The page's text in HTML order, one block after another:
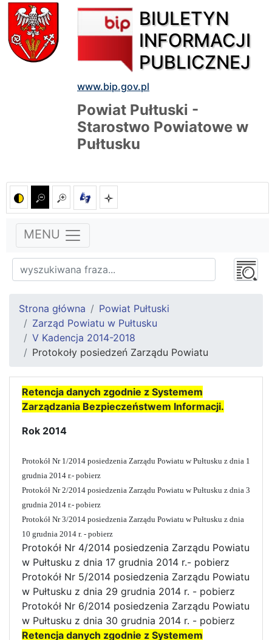
BIULETYN
INFORMACJI
PUBLICZNEJ
www.bip.gov.pl
Powiat Pułtuski -
Starostwo Powiatowe w
Pułtusku
MENU
Strona główna
Powiat Pułtuski
Zarząd Powiatu w Pułtusku
V Kadencja 2014-2018
Protokoły posiedzeń Zarządu Powiatu
Retencja danych zgodnie z Systemem
Zarządzania Bezpieczeństwem Informacji.
Rok 2014
Protokół Nr 1/2014 posiedzenia Zarządu Powiatu w Pułtusku z dnia 1
grudnia 2014 r.- pobierz
Protokół Nr 2/2014 posiedzenia Zarządu Powiatu w Pułtusku z dnia 3
grudnia 2014 r.- pobierz
Protokół Nr 3/2014 posiedzenia Zarządu Powiatu w Pułtusku z dnia
10 grudnia 2014 r. - pobierz
Protokół Nr 4/2014 posiedzenia Zarządu Powiatu
w Pułtusku z dnia 17 grudnia 2014 r.- pobierz
Protokół Nr 5/2014 posiedzenia Zarządu Powiatu
w Pułtusku z dnia 29 grudnia 2014 r. - pobierz
Protokół Nr 6/2014 posiedzenia Zarządu Powiatu
w Pułtusku z dnia 30 grudnia 2014 r. - pobierz
Retencja danych zgodnie z Systemem